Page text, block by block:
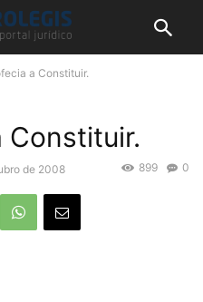
a Constituir.
Constituir.
de 2008 0
899